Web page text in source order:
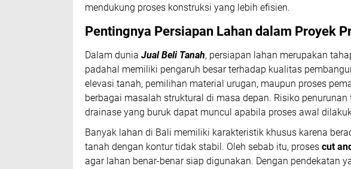
mendukung proses konstruksi yang lebih efisien.
Pentingnya Persiapan Lahan dalam Proyek
Dalam dunia Jual Beli Tanah, persiapan lahan merupakan
padahal memiliki pengaruh besar terhadap kualitas
elevasi tanah, pemilihan material urugan, maupun proses
berbagai masalah struktural di masa depan. Risiko
drainase yang buruk dapat muncul apabila proses awal
Banyak lahan di Bali memiliki karakteristik khusus karena
tanah dengan kontur tidak stabil. Oleh sebab itu, proses cut
agar lahan benar-benar siap digunakan. Dengan pendekatan